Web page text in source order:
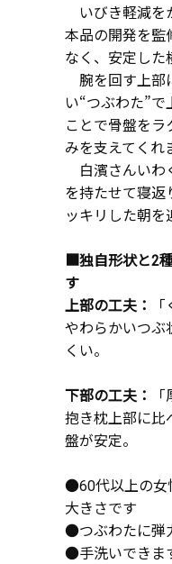
いびき軽減を
本品の開発を監
なく、安定した
腕を回す上部
い“つぶわた”
ことで骨盤を
みを支えてくれ
白濱さんいわ
を持たせて寝
ッキリした朝を
■独自形状と2
す
上部の工夫：
やわらかいつぶ
くい。
下部の工夫：
抱き枕上部に比
盤が安定。
●60代以上の女
大きさです
●つぶわたに弾
●手洗いできま